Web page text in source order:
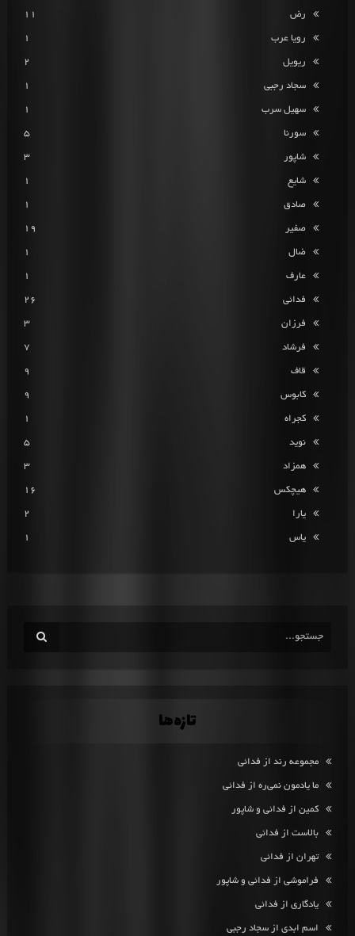
رض 11
رویا عرب 1
ریویل 2
سجاد رجبی 1
سهیل سرب 1
سورنا 5
شاپور 3
شایع 1
صادق 1
صفیر 19
ضال 1
عارف 1
فدائی 26
فرزان 3
فرشاد 7
قاف 9
کابوس 9
کجراه 1
نوید 5
همزاد 3
هیچکس 16
یارا 2
یاس 1
تازه‌ها
مجموعه رند از فدائی
ما یادمون نمی‌ره از فدائی
کمین از فدائی و شاپور
بالاست از فدائی
تهران از فدائی
فراموشی از فدائی و شاپور
یادگاری از فدائی
اسم ابدی از سجاد رجبی